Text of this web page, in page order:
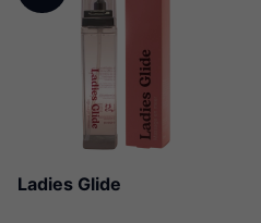
Ladies Glide